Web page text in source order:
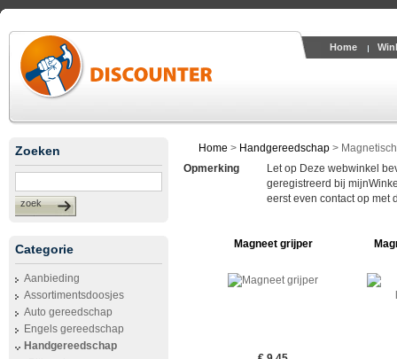
Home
Zoeken
zoek
Categorie
Aanbieding
Assortimentsdoosjes
Auto gereedschap
Engels gereedschap
Handgereedschap
Home > Handgereedschap >
Opmerking
Let op Deze webwinkel
geregistreerd bij
eerst even contact op met
Magneet grijper